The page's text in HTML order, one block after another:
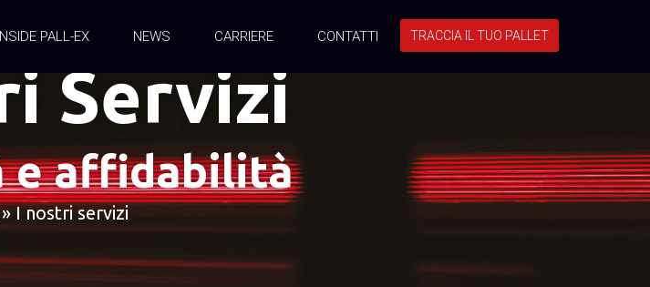
PALL-EX NEWS CARRIERE CONTATTI TRACCIA IL TUO PALLET
Servizi
e affidabilità
I nostri servizi